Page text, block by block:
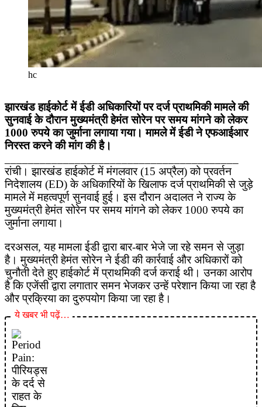
hc
झारखंड हाईकोर्ट में ईडी अधिकारियों पर दर्ज प्राथमिकी मामले की
सुनवाई के दौरान मुख्यमंत्री हेमंत सोरेन पर समय मांगने को लेकर
1000 रुपये का जुर्माना लगाया गया। मामले में ईडी ने एफआईआर
निरस्त करने की मांग की है।
रांची। झारखंड हाईकोर्ट में मंगलवार (15 अप्रैल) को प्रवर्तन
निदेशालय (ED) के अधिकारियों के खिलाफ दर्ज प्राथमिकी से जुड़े
मामले में महत्वपूर्ण सुनवाई हुई। इस दौरान अदालत ने राज्य के
मुख्यमंत्री हेमंत सोरेन पर समय मांगने को लेकर 1000 रुपये का
जुर्माना लगाया।
दरअसल, यह मामला ईडी द्वारा बार-बार भेजे जा रहे समन से जुड़ा
है। मुख्यमंत्री हेमंत सोरेन ने ईडी की कार्रवाई और अधिकारों को
चुनौती देते हुए हाईकोर्ट में प्राथमिकी दर्ज कराई थी। उनका आरोप
है कि एजेंसी द्वारा लगातार समन भेजकर उन्हें परेशान किया जा रहा है
और प्रक्रिया का दुरुपयोग किया जा रहा है।
ये खबर भी पढ़ें…